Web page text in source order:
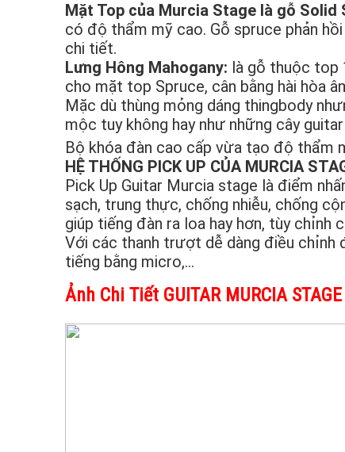
Mặt Top của Murcia Stage là gỗ Solid
có độ thẩm mỹ cao. Gỗ spruce phản
chi tiết.
Lưng Hông Mahogany: là gỗ thuộc top
cho mặt top Spruce, cân bằng hài hòa
Mặc dù thùng mỏng dáng thingbody
mộc tuy không hay như những cây
Bộ khóa đàn cao cấp vừa tạo độ thẩm
HỆ THỐNG PICK UP CỦA MURCIA
Pick Up Guitar Murcia stage là điểm
sạch, trung thực, chống nhiễu, chống
giúp tiếng đàn ra loa hay hơn, tùy chỉnh
Với các thanh trượt dễ dàng điều chỉnh
tiếng bằng micro,…
Ảnh Chi Tiết GUITAR MURCIA STAGE